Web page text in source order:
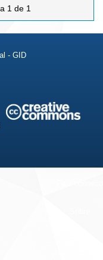
1 de 1
- GID